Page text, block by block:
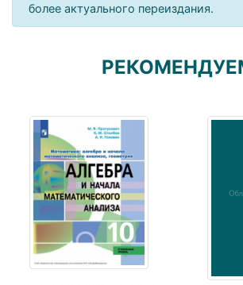
более актуального переиздания.